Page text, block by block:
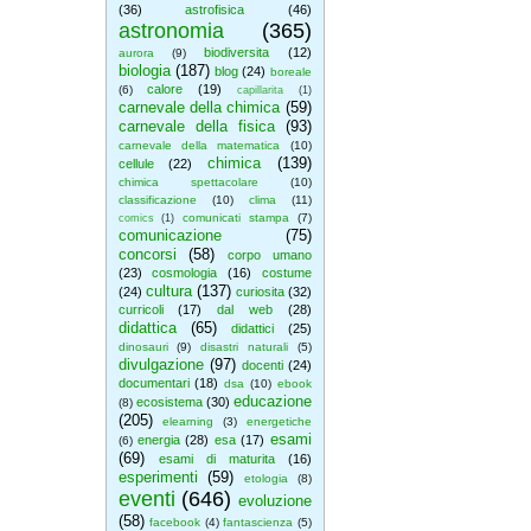
(36) astrofisica (46)
astronomia (365)
aurora (9) biodiversita (12)
biologia (187) blog (24) boreale
(6)
calore (19) capillarita (1)
carnevale della chimica (59)
carnevale della fisica
(93)
carnevale della matematica (10)
cellule (22) chimica (139)
chimica spettacolare
(10)
classificazione
(10) clima (11)
comics (1) comunicati stampa (7)
comunicazione
(75)
concorsi
(58)
corpo umano
(23)
cosmologia (16)
costume
(24) cultura (137) curiosita (32)
curricoli
(17) dal web (28)
didattica (65) didattici (25)
dinosauri (9) disastri naturali (5)
divulgazione (97) docenti (24)
documentari (18) dsa (10) ebook
(8) ecosistema (30) educazione
(205)
elearning (3)
energetiche
(6) energia (28) esa (17) esami
(69)
esami di maturita (16)
esperimenti (59) etologia (8)
eventi (646) evoluzione
(58) facebook (4) fantascienza (5)